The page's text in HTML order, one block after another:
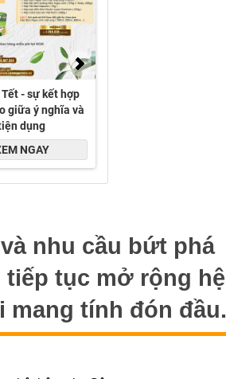
nhu cầu bứt phá
tiếp tục mở rộng hệ
tính đón đầu.